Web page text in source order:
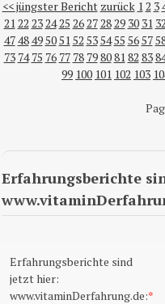
<< jüngster Bericht zurück 12 3
2122 232425 26272829 30 31 32
474849505152 535455 5657
73 74 75 76 77 78 79808182 83
99 100 101 102 103
Erfahrungsberichte
Erfahrungsberichte sind
jetzt hier:
www.vitaminDerfahrung.de:*